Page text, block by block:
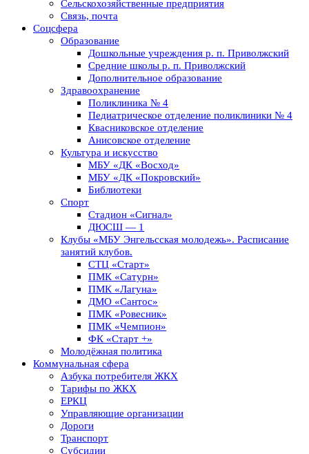
Сельскохозяйственные предприятия
Связь, почта
Соцсфера
Образование
Дошкольные учреждения р. п. Приволжский
Средние школы р. п. Приволжский
Дополнительное образование
Здравоохранение
Поликлиника № 4
Педиатрическое отделение поликлиники № 4
Квасниковское отделение
Анисовское отделение
Культура и искусство
МБУ «ДК «Восход»
МБУ «ДК «Покровский»
Библиотеки
Спорт
Стадион «Сигнал»
ДЮСШ — 1
Клубы «МБУ Энгельсская молодежь». Расписание
занятий клубов.
СТЦ «Старт»
ПМК «Сатурн»
ПМК «Лагуна»
ДМО «Сантос»
ПМК «Ровесник»
ПМК «Чемпион»
ФК «Старт +»
Молодёжная политика
Коммунальная сфера
Азбука потребителя ЖКХ
Тарифы по ЖКХ
ЕРКЦ
Управляющие организации
Дороги
Транспорт
Субсидии